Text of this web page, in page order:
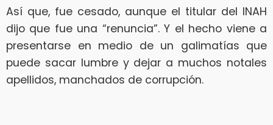
Así que, fue cesado, aunque el titular del INAH
dijo que fue una “renuncia”. Y el hecho viene a
presentarse en medio de un galimatías que
puede sacar lumbre y dejar a muchos notales
apellidos, manchados de corrupción.